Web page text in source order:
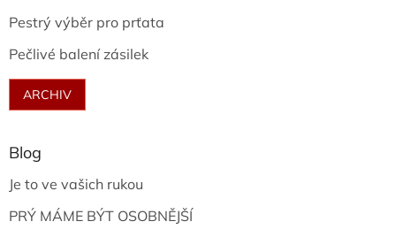
Pestrý výběr pro prťata
Pečlivé balení zásilek
ARCHIV
Blog
Je to ve vašich rukou
PRÝ MÁME BÝT OSOBNĚJŠÍ